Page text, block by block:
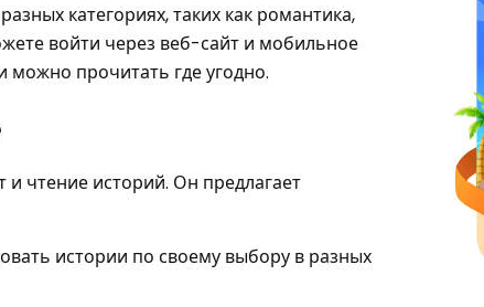
категориях, таких как романтика,
войти через веб-сайт и мобильное
можно прочитать где угодно.
чтение историй. Он предлагает
истории по своему выбору в разных